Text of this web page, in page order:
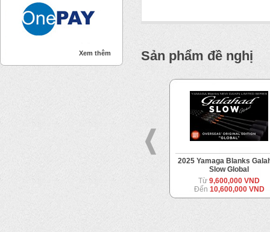
Xem thêm Sản phẩm đề nghị
2025 Yamaga Blanks
Slow Global
Từ 9,600,000 VND
Đến 10,600,000 VND